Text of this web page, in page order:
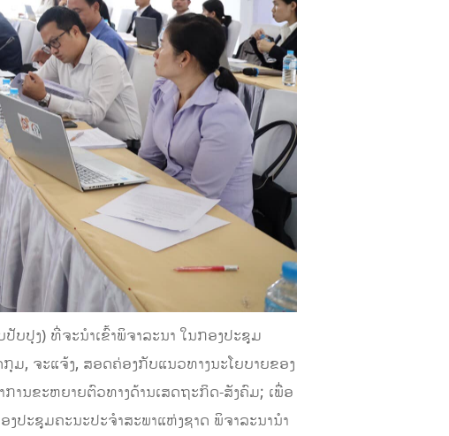
ປຸງ) ທີ່ຈະນຳເຂົ້າພິຈາລະນາ ໃນກອງປະຊຸມ
, ຈະແຈ້ງ, ສອດຄ່ອງກັບແນວທາງນະໂຍບາຍຂອງ
ນຂະຫຍາຍຕົວທາງດ້ານເສດຖະກິດ-ສັງຄົມ; ເພື່ອ
ະຊຸມຄະນະປະຈຳສະພາແຫ່ງຊາດ ພິຈາລະນານຳ